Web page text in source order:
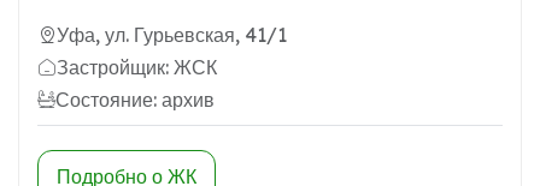
Уфа, ул. Гурьевская, 41/1
Застройщик: ЖСК
Состояние: архив
Подробно о ЖК